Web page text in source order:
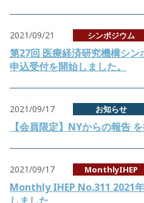
2021/09/21 シンポジウム
第27回 医療経済研究機構シ
申込受付を開始しました。
2021/09/17 お知らせ
【会員限定】NYからの報告
2021/09/17 MonthlyIHEP
Monthly IHEP No.311 2021